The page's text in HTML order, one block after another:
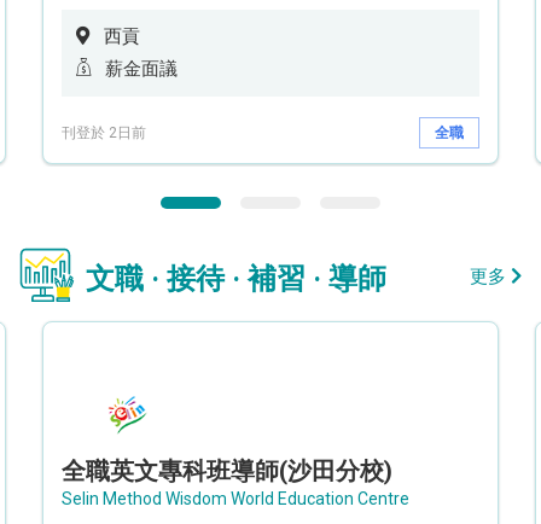
西貢
薪金面議
刊登於 2日前 全職
文職 · 接待 · 補習 · 導師 更多
全職英文專科班導師(沙田分校)
Selin Method Wisdom World Education Centre